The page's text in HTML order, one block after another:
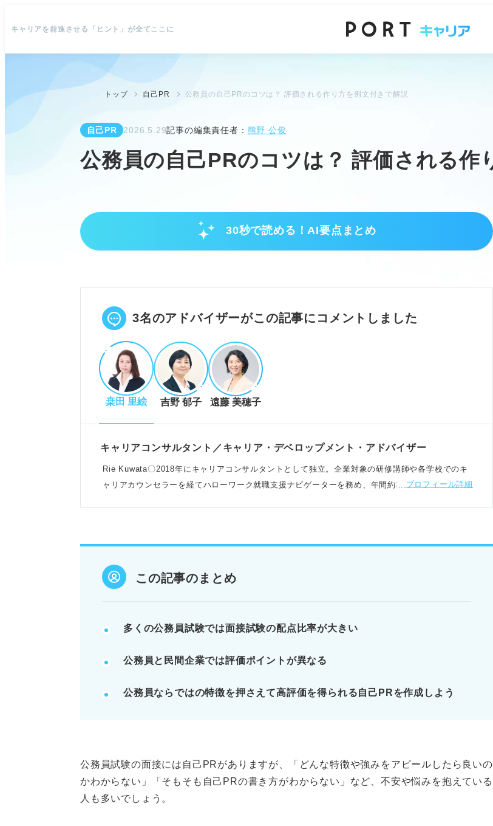
キャリアを前進させる「ヒント」が全てここに
トップ 自己PR 公務員の自己PRのコツは？ 評価される作り方を例文付きで解説
自己PR 2026.5.29記事の編集責任者： 熊野 公俊
公務員の自己PRのコツは？ 評価される作
30秒で読める！AI要点まとめ
公務員自己PRの重要性と評価ポイント
公益性への貢献意欲をアピールし差別化を図る。
POINT：公務員の働き方に合う強みを明確に。
評価される自己PRの作り方
結論から伝え、具体的なエピソードで強みを裏付ける。
強みを公務員の仕事にどう活かすか具体的に示す。
コミュニケーション力など7つの強みが評価対象。
例：市民の声を聞き、安心安全な地域を作る。
POINT：公務員の業務を軽視する表現は避ける。
記事の該当箇所を見る
自己PRの重要度は？ 公務員の各試験の配点比率
把握しておこう！ 公務員試験と民間企業の自己PRの違い
3名のアドバイザーがこの記事にコメントしました
桒田 里絵 吉野 郁子 遠藤 美穂子
キャリアコンサルタント／キャリア・デベロップメント・アドバイザー
Rie Kuwata〇2018年にキャリアコンサルタントとして独立。企業対象の研修講師や各学校でのキ
ャリアカウンセラーを経てハローワーク就職支援ナビゲーターを務め、年間約3,000名の相談を受
プロフィール詳細
この記事のまとめ
多くの公務員試験では面接試験の配点比率が大きい
公務員と民間企業では評価ポイントが異なる
公務員ならではの特徴を押さえて高評価を得られる自己PRを作成しよう
公務員試験の面接には自己PRがありますが、「どんな特徴や強みをアピールしたら良いの
かわからない」「そもそも自己PRの書き方がわからない」など、不安や悩みを抱えている
人も多いでしょう。